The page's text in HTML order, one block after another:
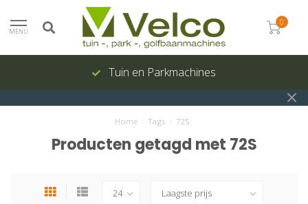
MENU
0
Tuin en Parkmachines
Home Tags 72S
Producten getagd met 72S